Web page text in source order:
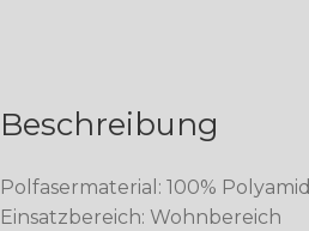
Beschreibung
Polfasermaterial: 100% Polyamid
Einsatzbereich: Wohnbereich